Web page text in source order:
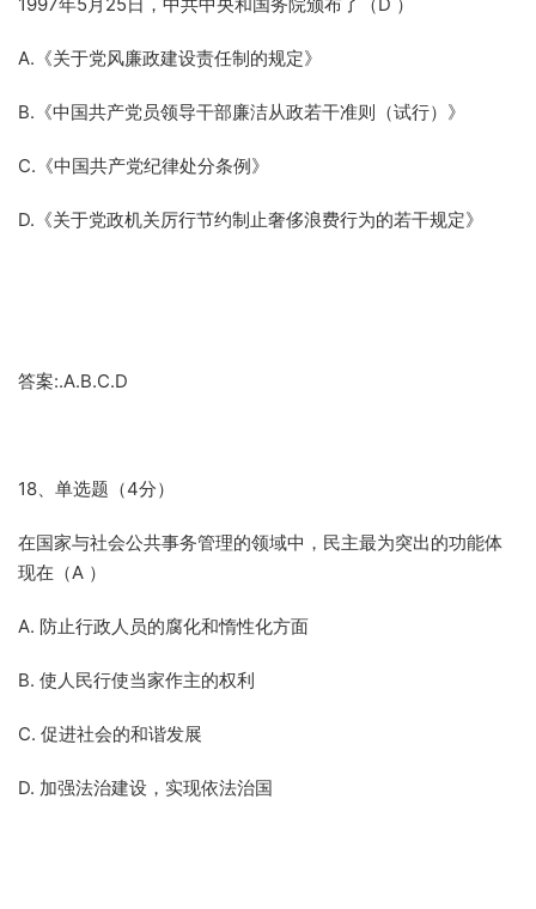
A.《关于党风廉政建设责任制的规定》
B.《中国共产党员领导干部廉洁从政若干准则（试行）》
C.《中国共产党纪律处分条例》
D.《关于党政机关厉行节约制止奢侈浪费行为的若干规定》
答案:.A.B.C.D
18、单选题（4分）
在国家与社会公共事务管理的领域中，民主最为突出的功能体
现在（A ）
A. 防止行政人员的腐化和惰性化方面
B. 使人民行使当家作主的权利
C. 促进社会的和谐发展
D. 加强法治建设，实现依法治国